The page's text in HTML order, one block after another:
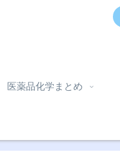
医薬品化学まとめ